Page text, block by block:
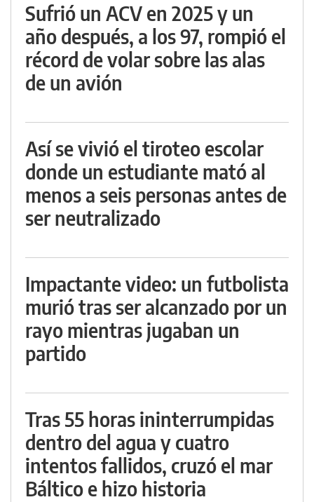
Sufrió un ACV en 2025 y un
año después, a los 97, rompió el
récord de volar sobre las alas
de un avión
Así se vivió el tiroteo escolar
donde un estudiante mató al
menos a seis personas antes de
ser neutralizado
Impactante video: un futbolista
murió tras ser alcanzado por un
rayo mientras jugaban un
partido
Tras 55 horas ininterrumpidas
dentro del agua y cuatro
intentos fallidos, cruzó el mar
Báltico e hizo historia